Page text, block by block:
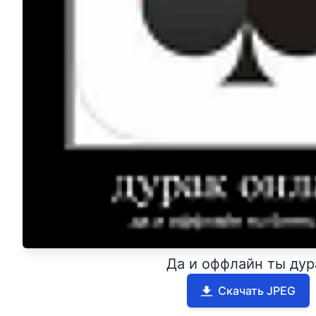
Да и оффлайн ты
Скачать JPEG